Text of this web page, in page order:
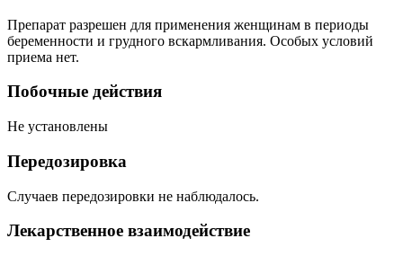
Препарат разрешен для применения женщинам в периоды
беременности и грудного вскармливания. Особых условий
приема нет.
Побочные действия
Не установлены
Передозировка
Случаев передозировки не наблюдалось.
Лекарственное взаимодействие